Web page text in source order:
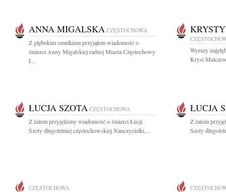
ANNA MIGALSKA CZĘSTOCHOWA
Z głębokim smutkiem przyjąłem wiadomość o
śmierci Anny Migalskiej radnej Miasta Częstochowy
I...
Wyrazy
Krysi
ŁUCJA SZOTA CZĘSTOCHOWA
Z żalem przyjęliśmy wiadomość o śmierci Łucji
Szoty długoletniej częstochowskiej Nauczycielki,...
ŁUCJA
Z żalem
Szoty
CZĘSTOCHOWA